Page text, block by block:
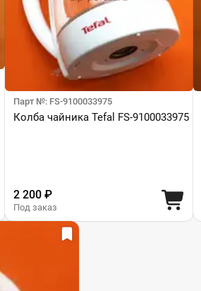
Парт №: FS-9100033975
Колба чайника Tefal FS-9100033975
2 200 ₽
Под заказ